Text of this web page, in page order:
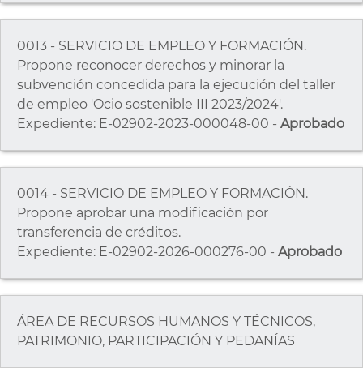
0013 - SERVICIO DE EMPLEO Y FORMACIÓN.
Propone reconocer derechos y minorar la
subvención concedida para la ejecución del taller
de empleo 'Ocio sostenible III 2023/2024'.
Expediente: E-02902-2023-000048-00 - Aprobado
0014 - SERVICIO DE EMPLEO Y FORMACIÓN.
Propone aprobar una modificación por
transferencia de créditos.
Expediente: E-02902-2026-000276-00 - Aprobado
ÁREA DE RECURSOS HUMANOS Y TÉCNICOS,
PATRIMONIO, PARTICIPACIÓN Y PEDANÍAS